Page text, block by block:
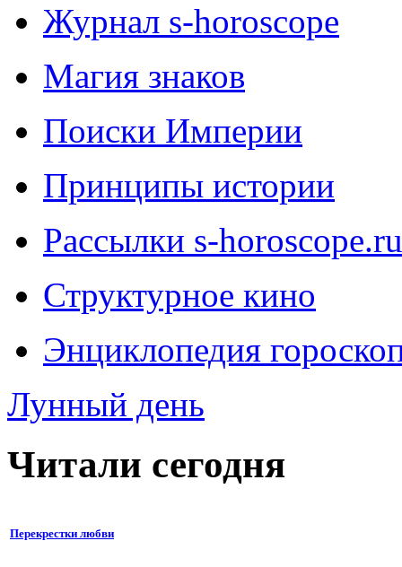
Журнал s-horoscope
Магия знаков
Поиски Империи
Принципы истории
Рассылки s-horoscope.ru
Структурное кино
Энциклопедия
Лунный день
Читали сегодня
Перекрестки любви